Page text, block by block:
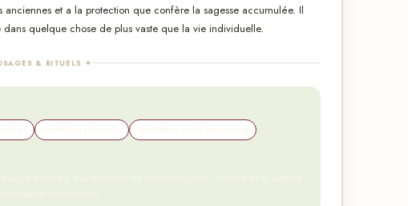
et a la protection que confère la sagesse accumulée. Il
quelque chose de plus vaste que la vie individuelle.
& RITUELS ✦